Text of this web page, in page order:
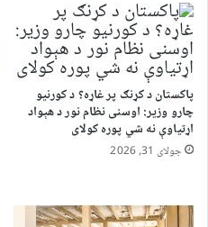
پاکستان د کړنګ پر غاړه؟ د کورنیو
چارو وزیر: اوسنی نظام نور د هېواد
اړتیاوې نه شي پوره کولای
جولای 31, 2026